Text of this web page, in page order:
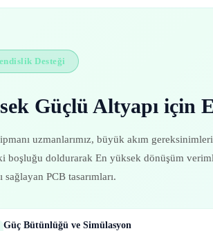
Desteği
Güçlü Altyapı için
uzmanlarımız, büyük akım
boşluğu doldurarak En yüksek dönüşüm
sağlayan PCB tasarımları.
Güç Bütünlüğü ve Simülasyon